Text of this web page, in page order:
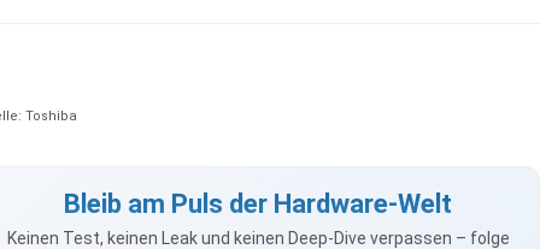
Toshiba
Bleib am Puls der Hardware-Welt
Keinen Test, keinen Leak und keinen Deep-Dive verpassen – folge